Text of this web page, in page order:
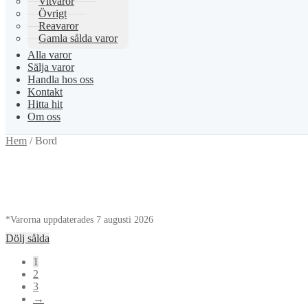
Övrigt
Reavaror
Gamla sålda varor
Alla varor
Sälja varor
Handla hos oss
Kontakt
Hitta hit
Om oss
Hem /Bord
*Varorna uppdaterades 7 augusti 2026
Dölj sålda
1
2
3
→